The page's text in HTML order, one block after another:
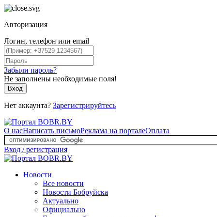
Авторизация
Логин, телефон или email
Забыли пароль?
Не заполнены необходимые поля!
Вход
Нет аккаунта? Зарегистрируйтесь
О насНаписать письмоРеклама на порталеОплата
Вход / регистрация
Новости
Все новости
Новости Бобруйска
Актуально
Официально